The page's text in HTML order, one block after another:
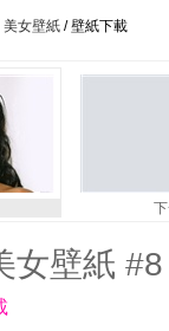
美女壁紙 / 壁紙下載
女壁紙